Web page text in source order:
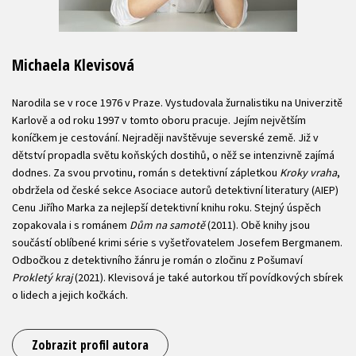
Michaela Klevisová
Narodila se v roce 1976 v Praze. Vystudovala žurnalistiku na Univerzitě
Karlově a od roku 1997 v tomto oboru pracuje. Jejím největším
koníčkem je cestování. Nejraději navštěvuje severské země. Již v
dětství propadla světu koňských dostihů, o něž se intenzivně zajímá
dodnes. Za svou prvotinu, román s detektivní zápletkou Kroky vraha,
obdržela od české sekce Asociace autorů detektivní literatury (AIEP)
Cenu Jiřího Marka za nejlepší detektivní knihu roku. Stejný úspěch
zopakovala i s románem Dům na samotě(2011). Obě knihy jsou
součástí oblíbené krimi série s vyšetřovatelem Josefem Bergmanem.
Odbočkou z detektivního žánru je román o zločinu z Pošumaví
Prokletý kraj(2021). Klevisová je také autorkou tří povídkových sbírek
o lidech a jejich kočkách.
Zobrazit profil autora